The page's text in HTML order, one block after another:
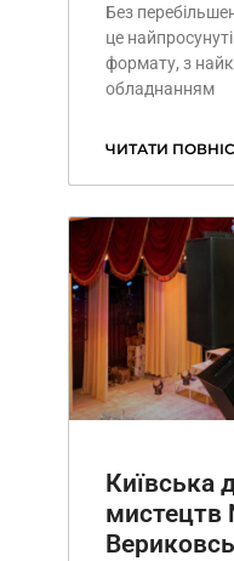
Без
це
формату, з
обладнанням
ЧИТАТИ
Київська